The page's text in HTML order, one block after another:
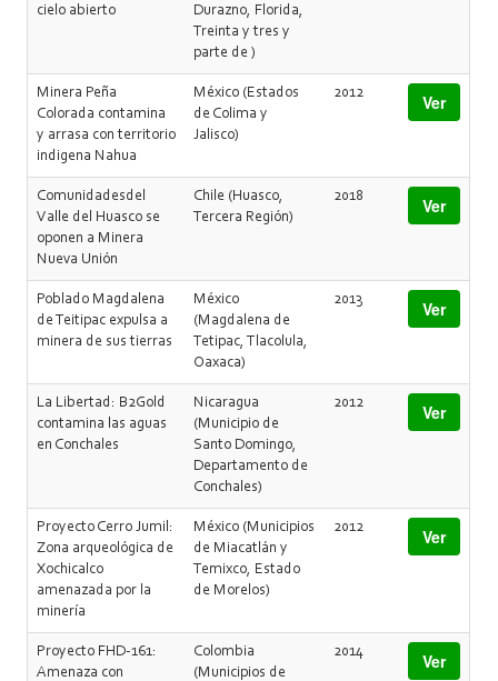
cielo abierto
Durazno, Florida,
Treinta y tres y
parte de )
Minera Peña
Colorada contamina
y arrasa con territorio
indigena Nahua
México (Estados
de Colima y
Jalisco)
2012 Ver
Comunidadesdel
Valle del Huasco se
oponen a Minera
Nueva Unión
Chile (Huasco,
Tercera Región)
2018 Ver
Poblado Magdalena
de Teitipac expulsa a
minera de sus tierras
México
(Magdalena de
Tetipac, Tlacolula,
Oaxaca)
2013 Ver
La Libertad: B2Gold
contamina las aguas
en Conchales
Nicaragua
(Municipio de
Santo Domingo,
Departamento de
Conchales)
2012 Ver
Proyecto Cerro Jumil:
Zona arqueológica de
Xochicalco
amenazada por la
minería
México (Municipios
de Miacatlán y
Temixco, Estado
de Morelos)
2012 Ver
Proyecto FHD-161:
Amenaza con
Colombia
(Municipios de
2014 Ver